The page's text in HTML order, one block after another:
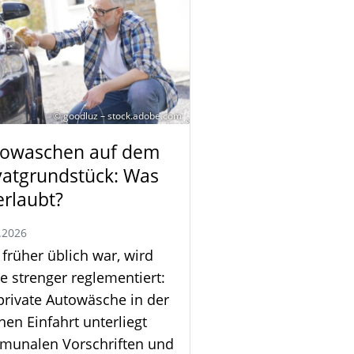
© goodluz – stock.adobe.com
auf dem
Was
früher üblich war, wird
strenger reglementiert:
Autowäsche in der
Einfahrt unterliegt
Vorschriften und